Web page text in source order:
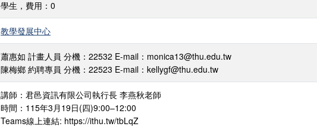
學生，費用：0
教學發展中心
蕭惠如 計畫人員 分機：22532 E-mail：monica13@thu.edu.tw
陳梅鄉 約聘專員 分機：22523 E-mail：kellygf@thu.edu.tw
講師：君邑資訊有限公司執行長 李燕秋老師
時間：115年3月19日(四)9:00–12:00
Teams線上連結: https://ithu.tw/tbLqZ